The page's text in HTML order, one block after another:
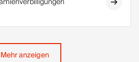
Mehr anzeigen